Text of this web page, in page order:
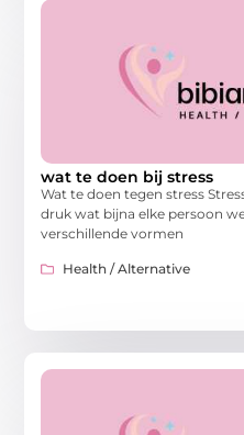
wat te doen bij stress
Wat te doen tegen stress
druk wat bijna elke persoon
verschillende vormen
Health / Alternative